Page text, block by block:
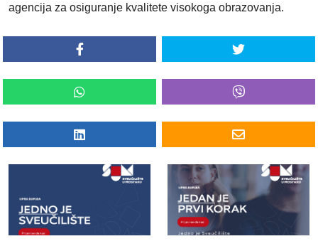
agencija za osiguranje kvalitete visokoga obrazovanja.